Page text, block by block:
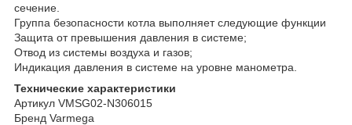
сечение.
Группа безопасности котла выполняет следующие функции
Защита от превышения давления в системе;
Отвод из системы воздуха и газов;
Индикация давления в системе на уровне манометра.
Технические характеристики
Артикул VMSG02-N306015
Бренд Varmega